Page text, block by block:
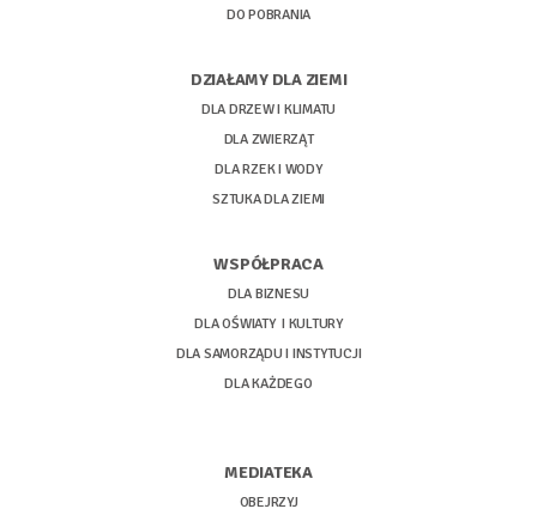
DO POBRANIA
DZIAŁAMY DLA ZIEMI
DLA DRZEW I KLIMATU
DLA ZWIERZĄT
DLA RZEK I WODY
SZTUKA DLA ZIEMI
WSPÓŁPRACA
DLA BIZNESU
DLA OŚWIATY I KULTURY
DLA SAMORZĄDU I INSTYTUCJI
DLA KAŻDEGO
MEDIATEKA
OBEJRZYJ